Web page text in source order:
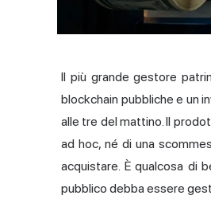
Il più grande gestore
blockchain pubbliche e un
alle tre del mattino. Il
ad hoc, né di una
acquistare. È qualcosa di
pubblico debba essere